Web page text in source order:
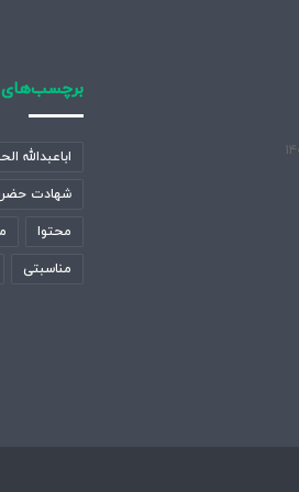
برچسب‌های
اباعبدالله
شهادت
محتوا
مناسبتی